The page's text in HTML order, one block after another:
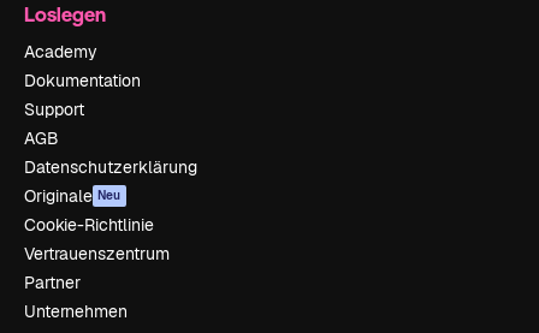
Loslegen
Academy
Dokumentation
Support
AGB
Datenschutzerklärung
Originale Neu
Cookie-Richtlinie
Vertrauenszentrum
Partner
Unternehmen